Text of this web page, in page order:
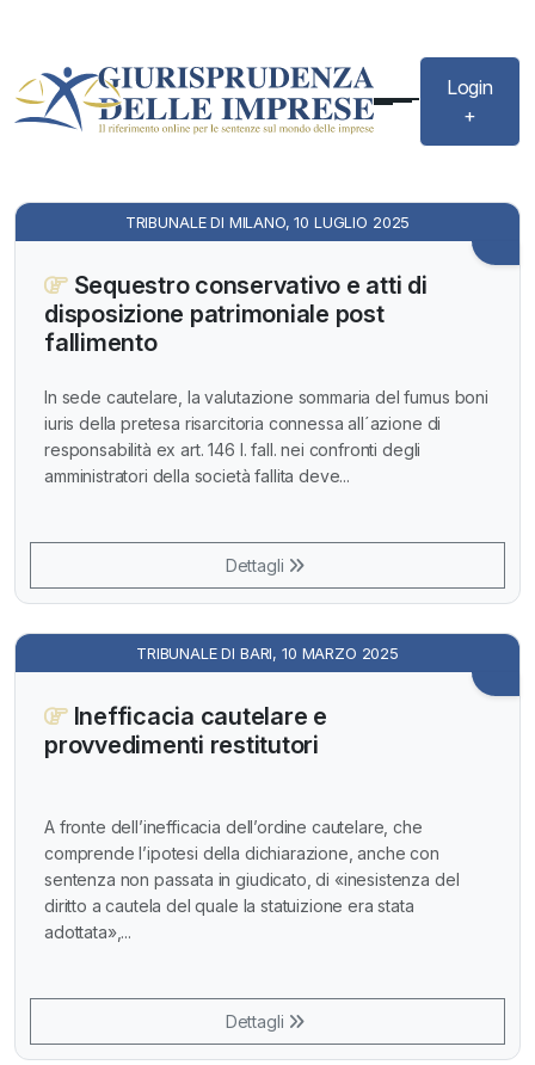
Login
+
TRIBUNALE DI MILANO, 10 LUGLIO 2025
Sequestro conservativo e atti di
disposizione patrimoniale post
fallimento
In sede cautelare, la valutazione sommaria del fumus boni
iuris della pretesa risarcitoria connessa all´azione di
responsabilità ex art. 146 l. fall. nei confronti degli
amministratori della società fallita deve...
Dettagli
TRIBUNALE DI BARI, 10 MARZO 2025
Inefficacia cautelare e
provvedimenti restitutori
A fronte dell’inefficacia dell’ordine cautelare, che
comprende l’ipotesi della dichiarazione, anche con
sentenza non passata in giudicato, di «inesistenza del
diritto a cautela del quale la statuizione era stata
adottata»,...
Dettagli